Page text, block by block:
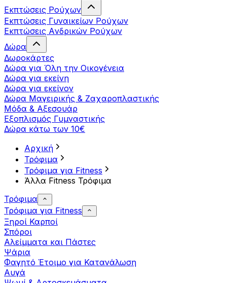
Εκπτώσεις Ρούχων
Εκπτώσεις Γυναικείων Ρούχων
Εκπτώσεις Aνδρικών Ρούχων
Δώρα
Δωροκάρτες
Δώρα για Όλη την Οικογένεια
Δώρα για εκείνη
Δώρα για εκείνον
Δώρα Μαγειρικής & Ζαχαροπλαστικής
Μόδα & Αξεσουάρ
Εξοπλισμός Γυμναστικής
Δώρα κάτω των 10€
Αρχική
Τρόφιμα
Τρόφιμα για Fitness
Άλλα Fitness Τρόφιμα
Τρόφιμα
Τρόφιμα για Fitness
Ξηροί Καρποί
Σπόροι
Αλείμματα και Πάστες
Ψάρια
Φαγητό Έτοιμο για Κατανάλωση
Αυγά